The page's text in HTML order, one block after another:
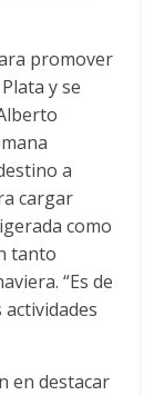
promover
y se
a
cargar
como
tanto
“Es de
en destacar